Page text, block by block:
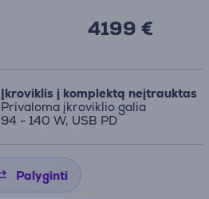
4199 €
Įkroviklis į komplektą neįtrauktas
Privaloma įkroviklio galia
94 - 140 W, USB PD
Palyginti